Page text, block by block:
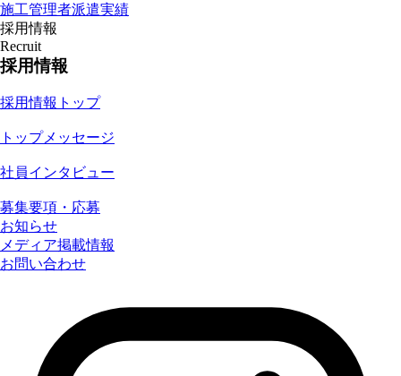
施工管理者派遣実績
採用情報
Recruit
採用情報
採用情報トップ
トップメッセージ
社員インタビュー
募集要項・応募
お知らせ
メディア掲載情報
お問い合わせ